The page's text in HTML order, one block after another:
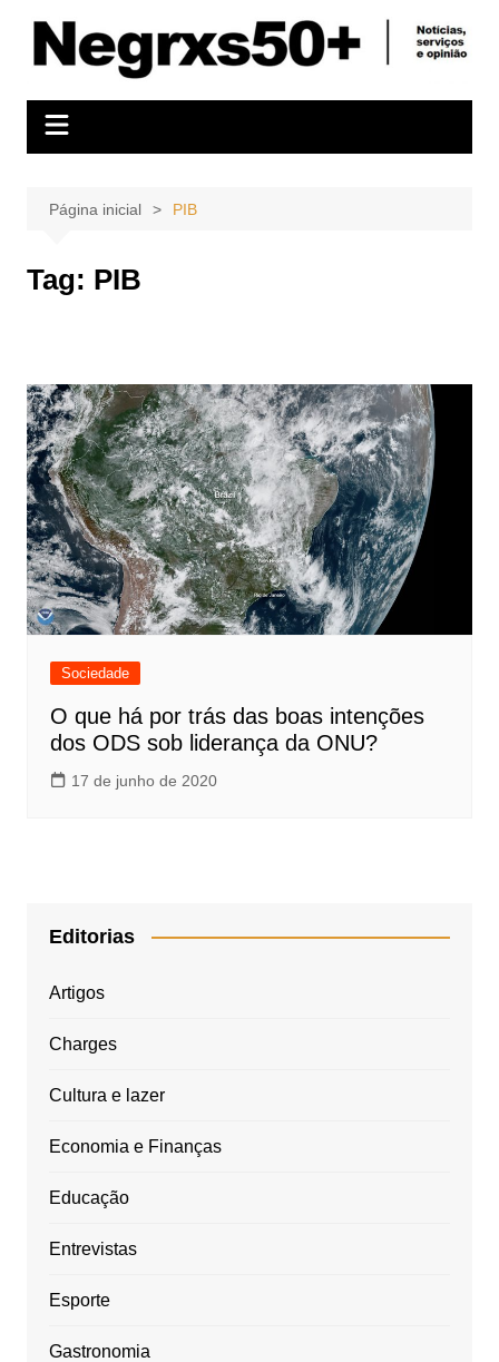
conteúdo
Página inicial PIB
Tag: PIB
Sociedade
O que há por trás das boas intenções
dos ODS sob liderança da ONU?
17 de junho de 2020
Editorias
Artigos
Charges
Cultura e lazer
Economia e Finanças
Educação
Entrevistas
Esporte
Gastronomia